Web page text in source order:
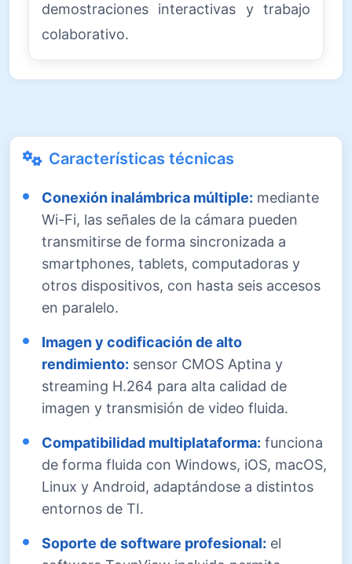
demostraciones interactivas y trabajo
colaborativo.
Características técnicas
Conexión inalámbrica múltiple: mediante
Wi-Fi, las señales de la cámara pueden
transmitirse de forma sincronizada a
smartphones, tablets, computadoras y
otros dispositivos, con hasta seis accesos
en paralelo.
Imagen y codificación de alto
rendimiento: sensor CMOS Aptina y
streaming H.264 para alta calidad de
imagen y transmisión de video fluida.
Compatibilidad multiplataforma: funciona
de forma fluida con Windows, iOS, macOS,
Linux y Android, adaptándose a distintos
entornos de TI.
Soporte de software profesional: el